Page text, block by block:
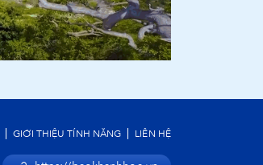
GIỚI THIỆU TÍNH NĂNG LIÊN HỆ